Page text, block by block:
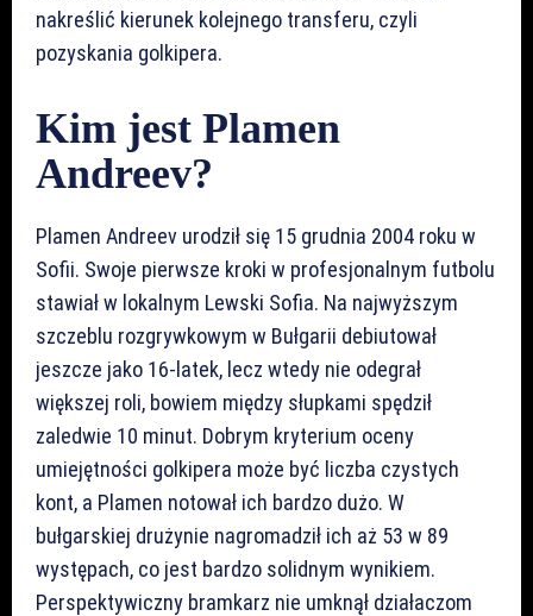
nakreślić kierunek kolejnego transferu, czyli
pozyskania golkipera.
Kim jest Plamen
Andreev?
Plamen Andreev urodził się 15 grudnia 2004 roku w
Sofii. Swoje pierwsze kroki w profesjonalnym futbolu
stawiał w lokalnym Lewski Sofia. Na najwyższym
szczeblu rozgrywkowym w Bułgarii debiutował
jeszcze jako 16-latek, lecz wtedy nie odegrał
większej roli, bowiem między słupkami spędził
zaledwie 10 minut. Dobrym kryterium oceny
umiejętności golkipera może być liczba czystych
kont, a Plamen notował ich bardzo dużo. W
bułgarskiej drużynie nagromadził ich aż 53 w 89
występach, co jest bardzo solidnym wynikiem.
Perspektywiczny bramkarz nie umknął działaczom